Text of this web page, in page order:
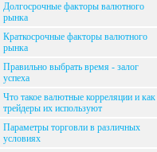
Долгосрочные факторы валютного
рынка
Краткосрочные факторы валютного
рынка
Правильно выбрать время - залог
успеха
Что такое валютные корреляции и как
трейдеры их используют
Параметры торговли в различных
условиях